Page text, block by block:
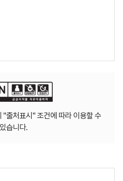
"출처표시" 조건에 따라 이용할 수
있습니다.